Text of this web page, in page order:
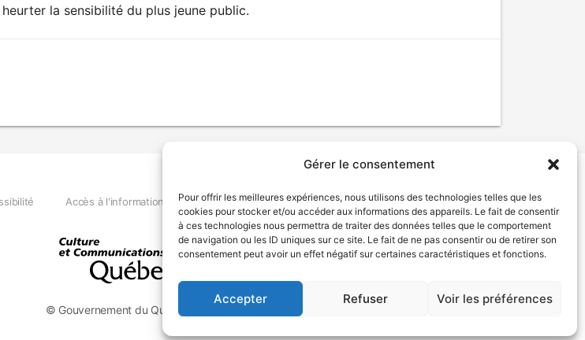
Gérer le consentement
Pour offrir les meilleures expériences, nous utilisons des technologies telles que les
cookies pour stocker et/ou accéder aux informations des appareils. Le fait de consentir
à ces technologies nous permettra de traiter des données telles que le comportement
de navigation ou les ID uniques sur ce site. Le fait de ne pas consentir ou de retirer son
consentement peut avoir un effet négatif sur certaines caractéristiques et fonctions.
Accepter Refuser Voir les préférences
la sensibilité du plus jeune public.
© Gouvernement du Québec, 2026
Accès à l'information Déclaration de services Politique de confidentialité